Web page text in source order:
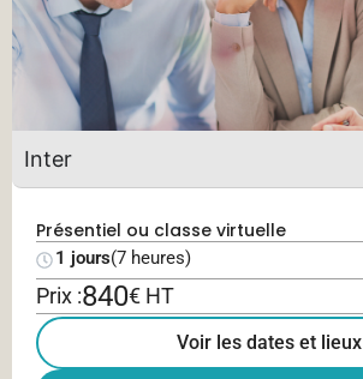
Inter
Présentiel ou classe virtuelle
1 jours(7 heures)
Prix :840€ HT
Voir les dates et lieux